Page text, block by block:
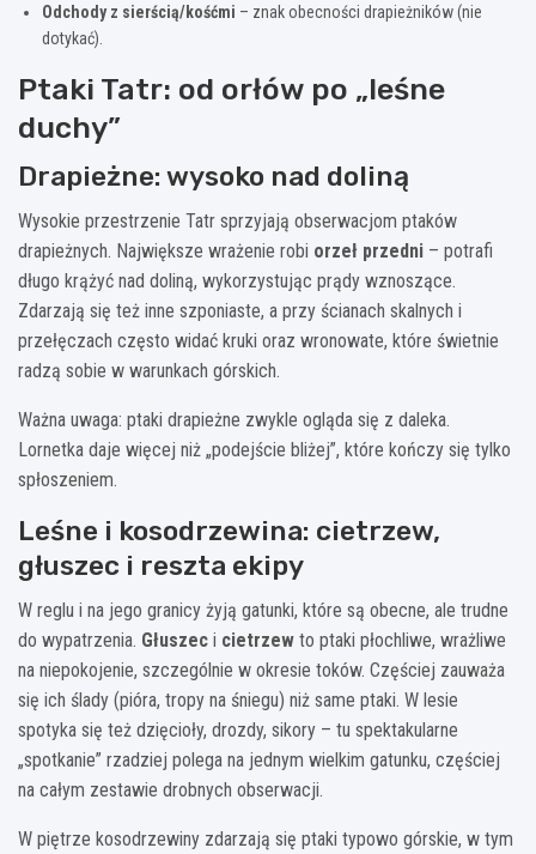
Odchody z sierścią/kośćmi – znak obecności drapieżników (nie
dotykać).
Ptaki Tatr: od orłów po „leśne
duchy”
Drapieżne: wysoko nad doliną
Wysokie przestrzenie Tatr sprzyjają obserwacjom ptaków
drapieżnych. Największe wrażenie robi orzeł przedni – potrafi
długo krążyć nad doliną, wykorzystując prądy wznoszące.
Zdarzają się też inne szponiaste, a przy ścianach skalnych i
przełęczach często widać kruki oraz wronowate, które świetnie
radzą sobie w warunkach górskich.
Ważna uwaga: ptaki drapieżne zwykle ogląda się z daleka.
Lornetka daje więcej niż „podejście bliżej”, które kończy się tylko
spłoszeniem.
Leśne i kosodrzewina: cietrzew,
głuszec i reszta ekipy
W reglu i na jego granicy żyją gatunki, które są obecne, ale trudne
do wypatrzenia. Głuszec i cietrzew to ptaki płochliwe, wrażliwe
na niepokojenie, szczególnie w okresie toków. Częściej zauważa
się ich ślady (pióra, tropy na śniegu) niż same ptaki. W lesie
spotyka się też dzięcioły, drozdy, sikory – tu spektakularne
„spotkanie” rzadziej polega na jednym wielkim gatunku, częściej
na całym zestawie drobnych obserwacji.
W piętrze kosodrzewiny zdarzają się ptaki typowo górskie, w tym